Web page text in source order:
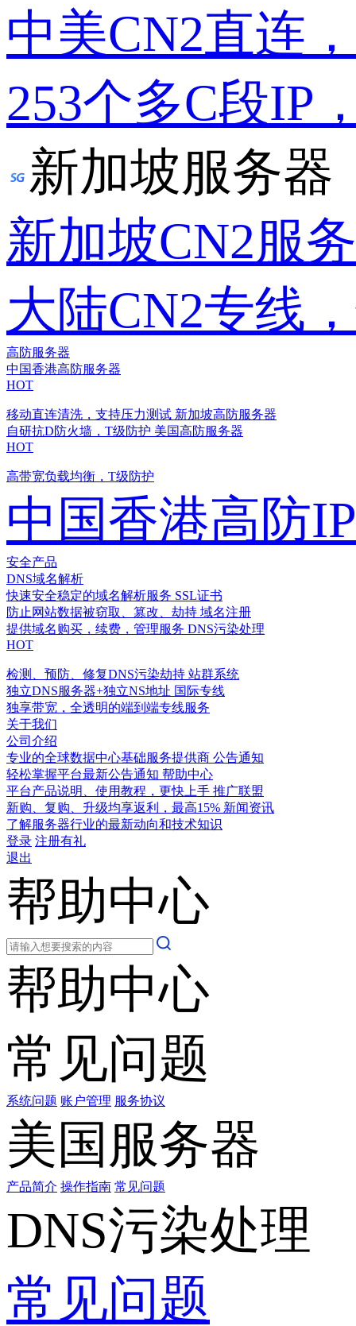
中美CN2直连
253个多C段IP
新加坡服务器
新加坡CN2服
大陆CN2专线
高防服务器
中国香港高防服务器
HOT
移动直连清洗，支持压力测试 新加坡高防服务器
自研抗D防火墙，T级防护 美国高防服务器
HOT
高带宽负载均衡，T级防护
中国香港高防IP
安全产品
DNS域名解析
快速安全稳定的域名解析服务 SSL证书
防止网站数据被窃取、篡改、劫持 域名注册
提供域名购买，续费，管理服务 DNS污染处理
HOT
检测、预防、修复DNS污染劫持 站群系统
独立DNS服务器+独立NS地址 国际专线
独享带宽，全透明的端到端专线服务
关于我们
公司介绍
专业的全球数据中心基础服务提供商 公告通知
轻松掌握平台最新公告通知 帮助中心
平台产品说明、使用教程，更快上手 推广联盟
新购、复购、升级均享返利，最高15% 新闻资讯
了解服务器行业的最新动向和技术知识
登录 注册有礼
退出
帮助中心
帮助中心
常见问题
系统问题 账户管理 服务协议
美国服务器
产品简介 操作指南 常见问题
DNS污染处理
常见问题